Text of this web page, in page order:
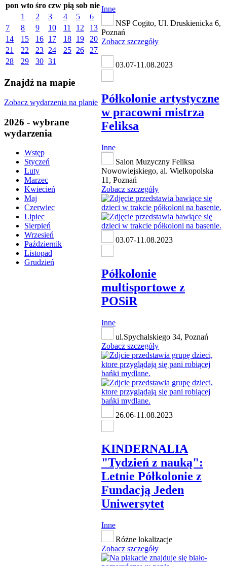
pon wto śro czw pią sob nie
1
2 3 4 5
6
7
8 9 10 11 12
13
14
15 16 17 18 19
20
21
22 23 24 25 26
27
28
29 30 31
Znajdź na mapie
Zobacz wydarzenia na planie
2026 - wybrane
wydarzenia
Wstęp
Styczeń
Luty
Marzec
Kwiecień
Maj
Czerwiec
Lipiec
Sierpień
Wrzesień
Październik
Listopad
Grudzień
Inne
NSP Cogito, Ul. Druskienicka 6,
Poznań
Zobacz szczegóły
03.07-11.08.2023
Półkolonie artystyczne
w pracowni mistrza
Feliksa
Inne
Salon Muzyczny Feliksa
Nowowiejskiego, al. Wielkopolska
11, Poznań
Zobacz szczegóły
03.07-11.08.2023
Półkolonie
multisportowe z
POSiR
Inne
ul.Spychalskiego 34, Poznań
Zobacz szczegóły
26.06-11.08.2023
KINDERNALIA
"Tydzień z nauką":
Letnie Półkolonie z
Fundacją Jeden
Uniwersytet
Inne
Różne lokalizacje
Zobacz szczegóły